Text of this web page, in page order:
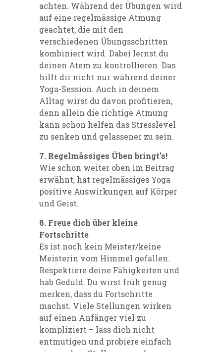
achten. Während der Übungen wird
auf eine regelmässige Atmung
geachtet, die mit den
verschiedenen Übungsschritten
kombiniert wird. Dabei lernst du
deinen Atem zu kontrollieren. Das
hilft dir nicht nur während deiner
Yoga-Session. Auch in deinem
Alltag wirst du davon profitieren,
denn allein die richtige Atmung
kann schon helfen das Stresslevel
zu senken und gelassener zu sein.
7. Regelmässiges Üben bringt’s!
Wie schon weiter oben im Beitrag
erwähnt, hat regelmässiges Yoga
positive Auswirkungen auf Körper
und Geist.
8. Freue dich über kleine
Fortschritte
Es ist noch kein Meister/keine
Meisterin vom Himmel gefallen.
Respektiere deine Fähigkeiten und
hab Geduld. Du wirst früh genug
merken, dass du Fortschritte
machst. Viele Stellungen wirken
auf einen Anfänger viel zu
kompliziert – lass dich nicht
entmutigen und probiere einfach